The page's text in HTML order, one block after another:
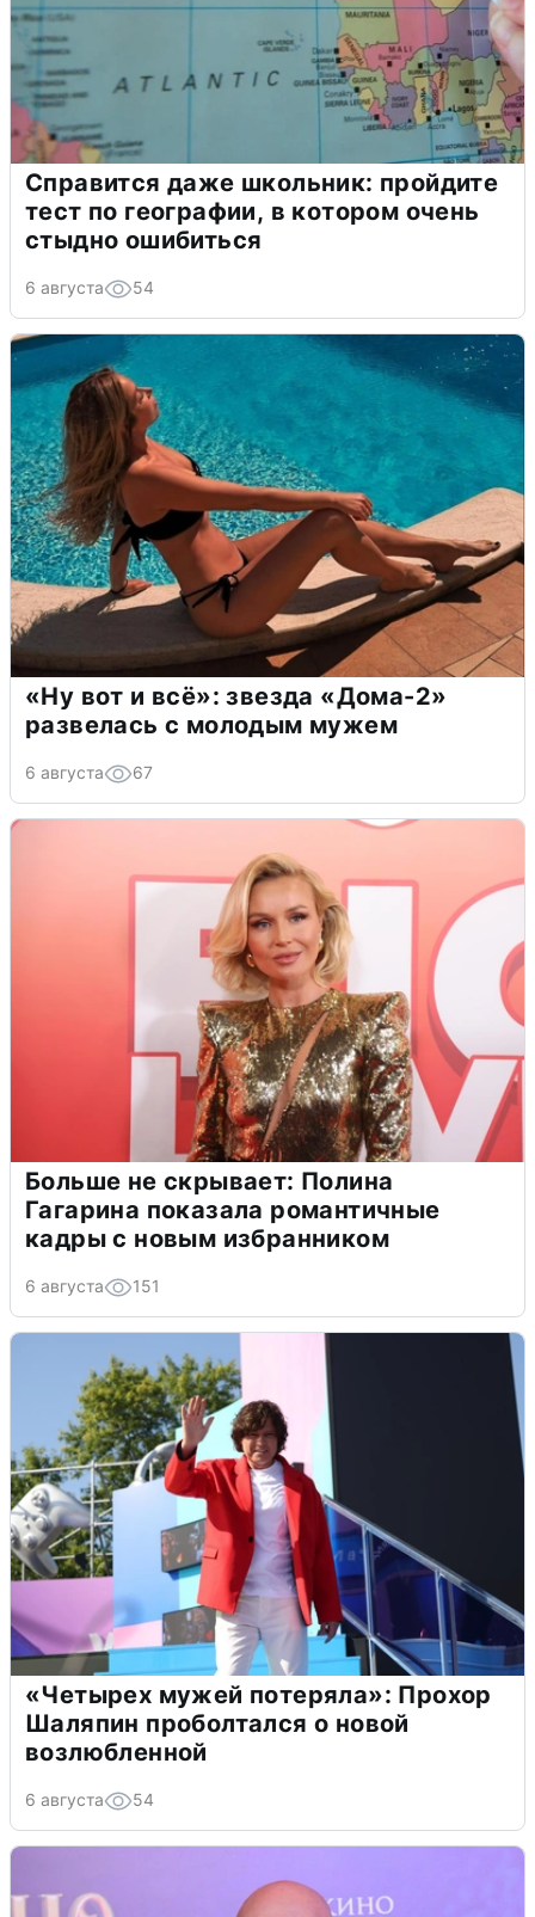
Справится даже школьник: пройдите
тест по географии, в котором очень
стыдно ошибиться
6 августа 54
«Ну вот и всё»: звезда «Дома-2»
развелась с молодым мужем
6 августа 67
Больше не скрывает: Полина
Гагарина показала романтичные
кадры с новым избранником
6 августа 151
«Четырех мужей потеряла»: Прохор
Шаляпин проболтался о новой
возлюбленной
6 августа 54